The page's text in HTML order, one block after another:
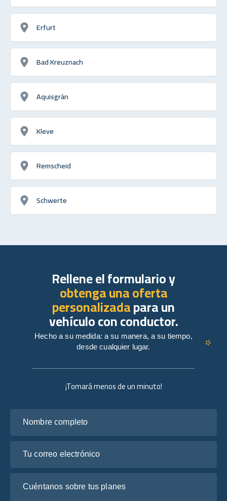
Erfurt
Bad Kreuznach
Aquisgrán
Kleve
Remscheid
Schwerte
¡Tomará menos de un minuto!
Rellene el formulario y
obtenga una oferta
personalizadapara un
vehículo con conductor.
Hecho a su medida: a su manera, a su tiempo,
desde cualquier lugar.